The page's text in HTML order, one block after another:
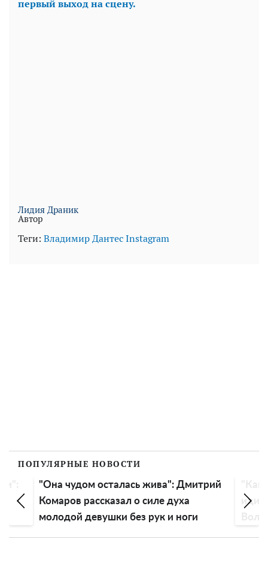
первый выход на сцену.
Лидия Драник
Автор
Теги: Владимир ДантесInstagram
ПОПУЛЯРНЫЕ НОВОСТИ
"Она чудом осталась жива": Дмитрий
Комаров рассказал о силе духа
молодой девушки без рук и ноги